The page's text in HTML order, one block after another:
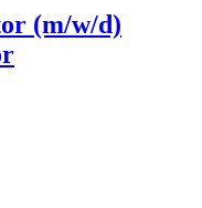
(m/w/d)